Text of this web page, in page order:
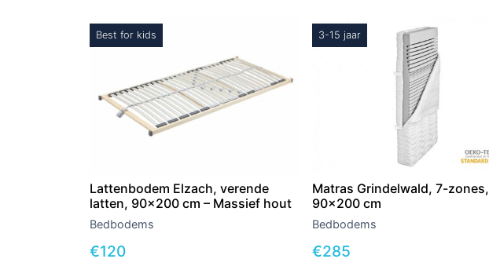
Best for kids
Lattenbodem Elzach, verende
latten, 90×200 cm – Massief hout
Bedbodems
€120
3-15 jaar
Matras Grindelwald, 7-zones,
90×200 cm
Bedbodems
€285